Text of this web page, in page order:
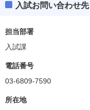
入試お問い合わせ先
担当部署
入試課
電話番号
03-6809-7590
所在地